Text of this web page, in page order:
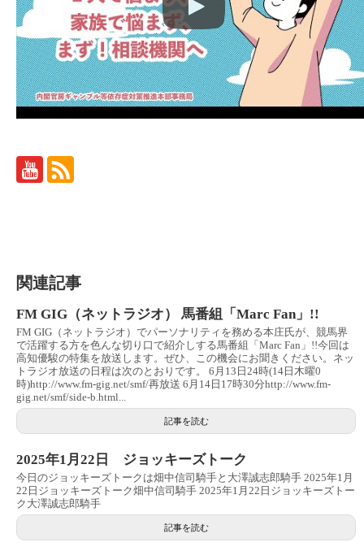
関連記事
FM GIG（ネットラジオ） 馬番組「Marc Fan」!!
FM GIG（ネットラジオ）でパーソナリティを務める本庄氏が、競馬界
で活躍する方を色んな切り口で紹介しする馬番組「Marc Fan」!!今回は
高知優駿の特集を放送します。ぜひ、この機会にお聞きください。ネッ
トラジオ放送の日程は次のとおりです。 6月13日24時(14日木曜0
時)http://www.fm-gig.net/smf/再放送 6月14日17時30分http://www.fm-
gig.net/smf/side-b.html...
記事を読む
2025年1月22日 ジョッキーズトーク
今日のジョッキーズトークは畑中信司騎手と大澤誠志郎騎手 2025年1月
22日ジョッキーズトーク畑中信司騎手 2025年1月22日ジョッキーズトー
ク大澤誠志郎騎手
記事を読む